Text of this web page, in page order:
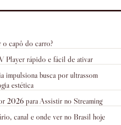
o capô do carro?
Player rápido e fácil de ativar
impulsiona busca por ultrassom
estética
2026 para Assistir no Streaming
canal e onde ver no Brasil hoje